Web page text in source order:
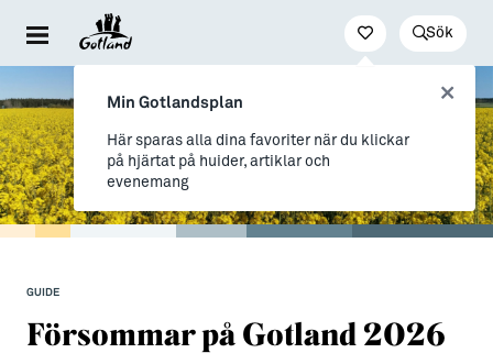
Sök
Evenemang
Resa hit & runt
Kultur & nöje
Hitta boende
För dig som drömmer
→ Nyfiken på Gotland
→ Vi som valt livet på Gotland
→ Inför flytten
Jobb
Distansarbete från Gotland
Stöd till företag
GUIDE
Försommar på Gotland 2026
Min Gotlandsplan
Här sparas alla dina favoriter när du klickar
på hjärtat på huider, artiklar och
evenemang